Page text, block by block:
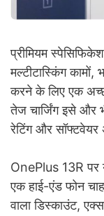
प्रीमियम
मल्टीटास्किंग कामों,
करने के लिए एक
तेज चार्जिंग इसे और
रेटिंग और
OnePlus 13R पर
एक हाई-एंड फोन
वाला डिस्काउंट,